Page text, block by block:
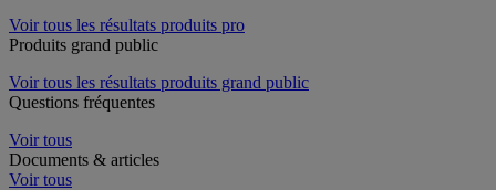
Voir tous les résultats produits pro
Produits grand public
Voir tous les résultats produits grand public
Questions fréquentes
Voir tous
Documents & articles
Voir tous